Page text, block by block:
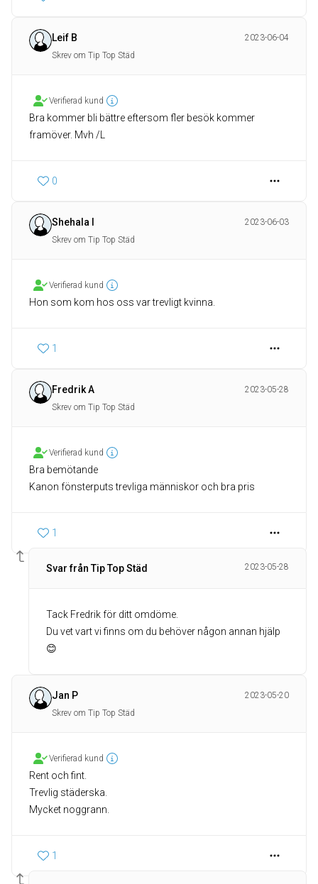
Leif B
2023-06-04
Skrev om Tip Top Städ
Verifierad kund
Bra kommer bli bättre eftersom fler besök kommer
framöver. Mvh /L
0
Shehala I
2023-06-03
Skrev om Tip Top Städ
Verifierad kund
Hon som kom hos oss var trevligt kvinna.
1
Fredrik A
2023-05-28
Skrev om Tip Top Städ
Verifierad kund
Bra bemötande
Kanon fönsterputs trevliga människor och bra pris
1
Svar från Tip Top Städ 2023-05-28
Tack Fredrik för ditt omdöme.
Du vet vart vi finns om du behöver någon annan hjälp
😊
Jan P
2023-05-20
Skrev om Tip Top Städ
Verifierad kund
Rent och fint.
Trevlig städerska.
Mycket noggrann.
1